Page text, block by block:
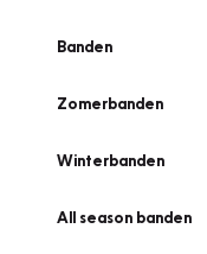
Banden
Zomerbanden
Winterbanden
All season banden